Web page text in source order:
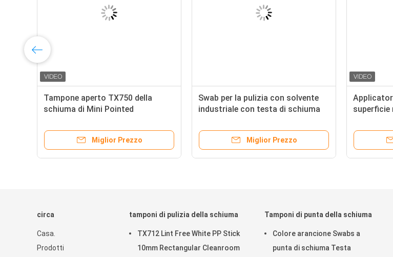
Tampone aperto TX750 della
schiuma di Mini Pointed
polvere
Miglior Prezzo
Swab per la pulizia con solvente
industriale con testa di schiuma
capacità di contenimento del
Miglior Prezzo
superficie
da 16
dei fluidi
circa
Casa.
Prodotti
tamponi di pulizia della schiuma
TX712 Lint Free White PP Stick
10mm Rectangular Cleanroom
Tamponi di punta della schiuma
Colore arancione Swabs a
punta di schiuma Testa